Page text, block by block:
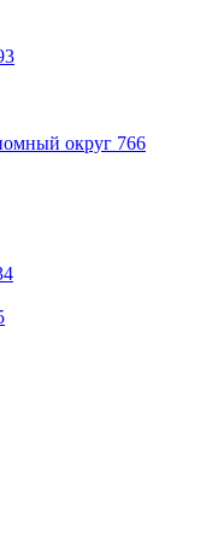
округ 766